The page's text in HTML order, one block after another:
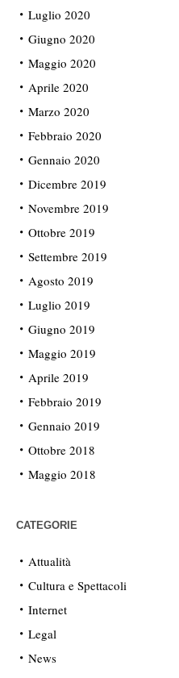
Luglio 2020
Giugno 2020
Maggio 2020
Aprile 2020
Marzo 2020
Febbraio 2020
Gennaio 2020
Dicembre 2019
Novembre 2019
Ottobre 2019
Settembre 2019
Agosto 2019
Luglio 2019
Giugno 2019
Maggio 2019
Aprile 2019
Febbraio 2019
Gennaio 2019
Ottobre 2018
Maggio 2018
CATEGORIE
Attualità
Cultura e Spettacoli
Internet
Legal
News